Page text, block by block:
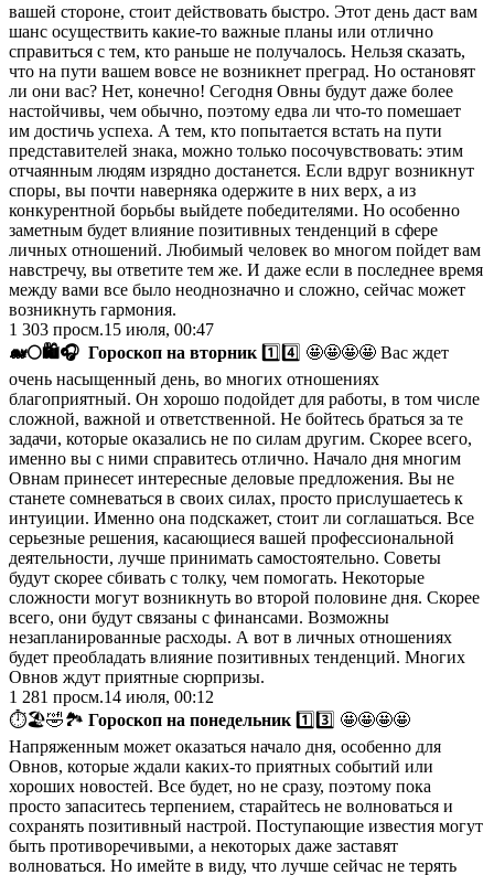
вашей стороне, стоит действовать быстро. Этот день даст вам
шанс осуществить какие-то важные планы или отлично
справиться с тем, кто раньше не получалось. Нельзя сказать,
что на пути вашем вовсе не возникнет преград. Но остановят
ли они вас? Нет, конечно! Сегодня Овны будут даже более
настойчивы, чем обычно, поэтому едва ли что-то помешает
им достичь успеха. А тем, кто попытается встать на пути
представителей знака, можно только посочувствовать: этим
отчаянным людям изрядно достанется. Если вдруг возникнут
споры, вы почти наверняка одержите в них верх, а из
конкурентной борьбы выйдете победителями. Но особенно
заметным будет влияние позитивных тенденций в сфере
личных отношений. Любимый человек во многом пойдет вам
навстречу, вы ответите тем же. И даже если в последнее время
между вами все было неоднозначно и сложно, сейчас может
возникнуть гармония.
1 303 просм.15 июля, 00:47
🐋🌕🛍🎧 Гороскоп на вторник 1️⃣4️⃣ 🤩🤩🤩🤩 Вас ждет
очень насыщенный день, во многих отношениях
благоприятный. Он хорошо подойдет для работы, в том числе
сложной, важной и ответственной. Не бойтесь браться за те
задачи, которые оказались не по силам другим. Скорее всего,
именно вы с ними справитесь отлично. Начало дня многим
Овнам принесет интересные деловые предложения. Вы не
станете сомневаться в своих силах, просто прислушаетесь к
интуиции. Именно она подскажет, стоит ли соглашаться. Все
серьезные решения, касающиеся вашей профессиональной
деятельности, лучше принимать самостоятельно. Советы
будут скорее сбивать с толку, чем помогать. Некоторые
сложности могут возникнуть во второй половине дня. Скорее
всего, они будут связаны с финансами. Возможны
незапланированные расходы. А вот в личных отношениях
будет преобладать влияние позитивных тенденций. Многих
Овнов ждут приятные сюрпризы.
1 281 просм.14 июля, 00:12
⏱🏖🤣🏞 Гороскоп на понедельник 1️⃣3️⃣ 🤩🤩🤩🤩
Напряженным может оказаться начало дня, особенно для
Овнов, которые ждали каких-то приятных событий или
хороших новостей. Все будет, но не сразу, поэтому пока
просто запаситесь терпением, старайтесь не волноваться и
сохранять позитивный настрой. Поступающие известия могут
быть противоречивыми, а некоторых даже заставят
волноваться. Но имейте в виду, что лучше сейчас не терять